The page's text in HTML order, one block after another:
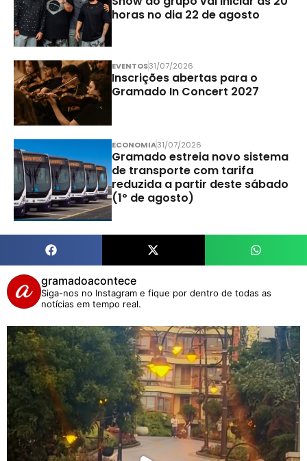
horas no dia 22 de agosto
EVENTOS31/07/2026
Inscrições abertas para o
Gramado In Concert 2027
ECONOMIA31/07/2026
Gramado estreia novo sistema
de transporte com tarifa
reduzida a partir deste sábado
(1º de agosto)
gramadoacontece
Siga-nos no Instagram e fique por dentro de todas as
notícias em tempo real.